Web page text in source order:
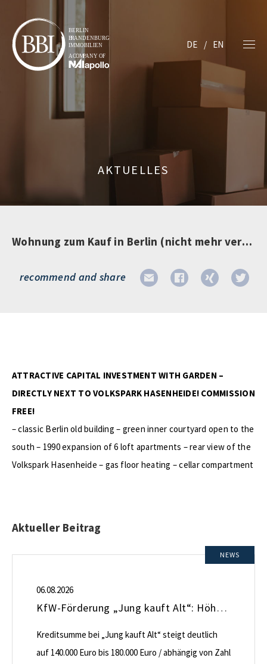
DE EN
AKTUELLES
Wohnung zum Kauf in Berlin (nicht mehr verfügbar)
recommend and share
ATTRACTIVE CAPITAL INVESTMENT WITH GARDEN –
DIRECTLY NEXT TO VOLKSPARK HASENHEIDE! COMMISSION
FREE!
– classic Berlin old building – green inner courtyard open to the
south – 1990 expansion of 6 loft apartments – rear view of the
Volkspark Hasenheide – gas floor heating – cellar compartment
Aktueller Beitrag
NEWS
06.08.2026
KfW-Förderung „Jung kauft Alt“: Höhere Kredite ab August 2026
Kreditsumme bei „Jung kauft Alt“ steigt deutlich
auf 140.000 Euro bis 180.000 Euro / abhängig von Zahl